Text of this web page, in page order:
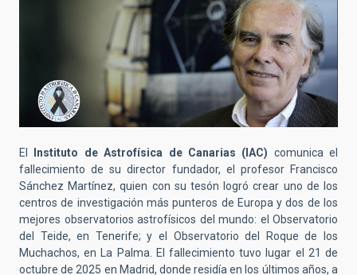
El Instituto de Astrofísica de Canarias (IAC) comunica el
fallecimiento de su director fundador, el profesor Francisco
Sánchez Martínez, quien con su tesón logró crear uno de los
centros de investigación más punteros de Europa y dos de los
mejores observatorios astrofísicos del mundo: el Observatorio
del Teide, en Tenerife; y el Observatorio del Roque de los
Muchachos, en La Palma. El fallecimiento tuvo lugar el 21 de
octubre de 2025 en Madrid, donde residía en los últimos años, a